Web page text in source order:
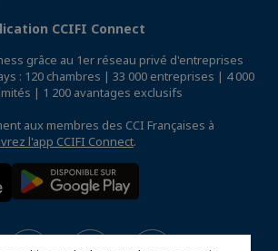
CCIFI Connect
grâce au 1er réseau privé d'entreprises
: 120 chambres | 33 000 entreprises | 4 000
| 1 200 avantages exclusifs
aux membres des CCI Françaises à
l'app CCIFI Connect.